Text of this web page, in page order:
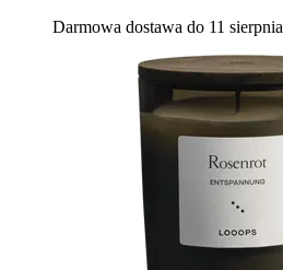
Darmowa dostawa do 11 sierpnia